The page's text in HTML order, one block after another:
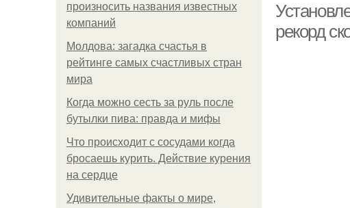
произносить названия известных
компаний
Молдова: загадка счастья в
рейтинге самых счастливых стран
мира
Когда можно сесть за руль после
бутылки пива: правда и мифы
Что происходит с сосудами когда
бросаешь курить. Действие курения
на сердце
Удивительные факты о мире,
рекорд